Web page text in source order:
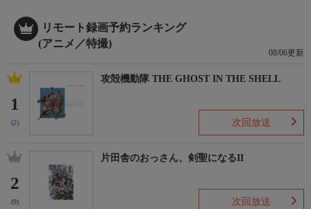
リモート録画予約ランキング
(アニメ／特撮)
08/06更新
1
(2)
攻殻機動隊 THE GHOST IN THE SHELL
次回放送
2
(9)
片田舎のおっさん、剣聖になるII
次回放送